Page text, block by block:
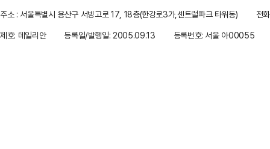
주소 : 서울특별시 용산구 서빙고로 17, 18층(한강로3가,센트럴파크 타워동)
전
제호: 데일리안
등록일/발행일: 2005.09.13 등록번호: 서울 아00055